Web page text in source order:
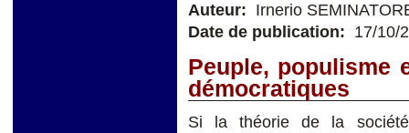
Auteur: Irnerio
Date de publication: 17/10/
Peuple, populisme
démocratiques
Si la théorie de la